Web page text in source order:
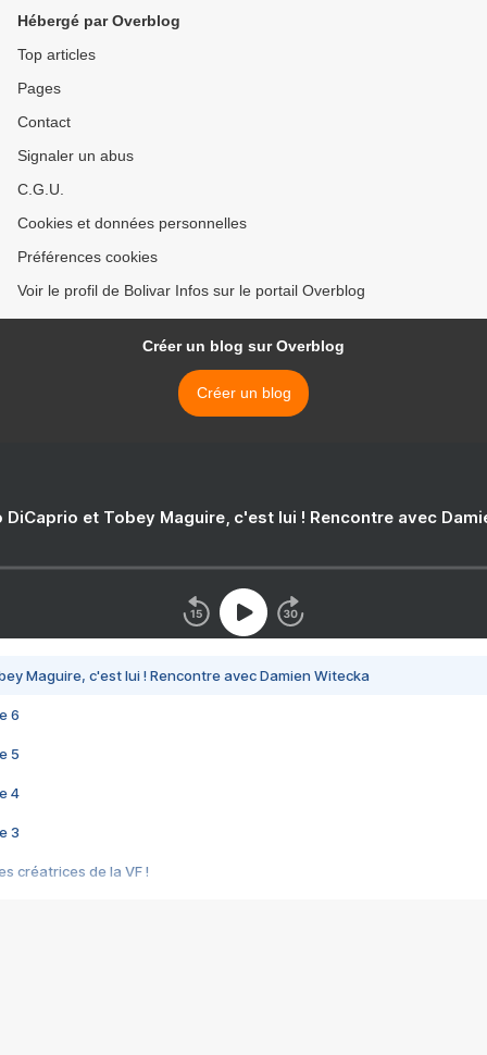
Hébergé par Overblog
Top articles
Pages
Contact
Signaler un abus
C.G.U.
Cookies et données personnelles
Préférences cookies
Voir le profil de Bolivar Infos sur le portail Overblog
Créer un blog sur Overblog
Créer un blog
DiCaprio et Tobey Maguire, c'est lui ! Rencontre avec
Maguire, c'est lui ! Rencontre avec Damien Witecka
6
5
4
3
créatrices de la VF !